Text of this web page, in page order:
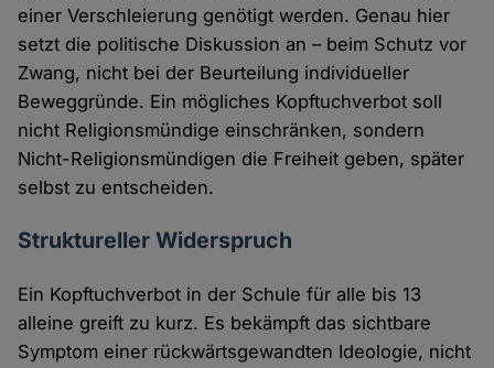
einer Verschleierung genötigt werden. Genau hier
setzt die politische Diskussion an – beim Schutz vor
Zwang, nicht bei der Beurteilung individueller
Beweggründe. Ein mögliches Kopftuchverbot soll
nicht Religionsmündige einschränken, sondern
Nicht-Religionsmündigen die Freiheit geben, später
selbst zu entscheiden.
Struktureller Widerspruch
Ein Kopftuchverbot in der Schule für alle bis 13
alleine greift zu kurz. Es bekämpft das sichtbare
Symptom einer rückwärtsgewandten Ideologie, nicht